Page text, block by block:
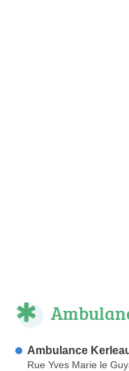
Ambulance
Rue Yves Marie le